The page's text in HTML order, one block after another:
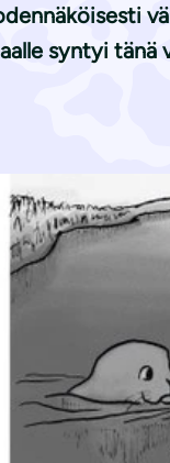
syntyi tänä